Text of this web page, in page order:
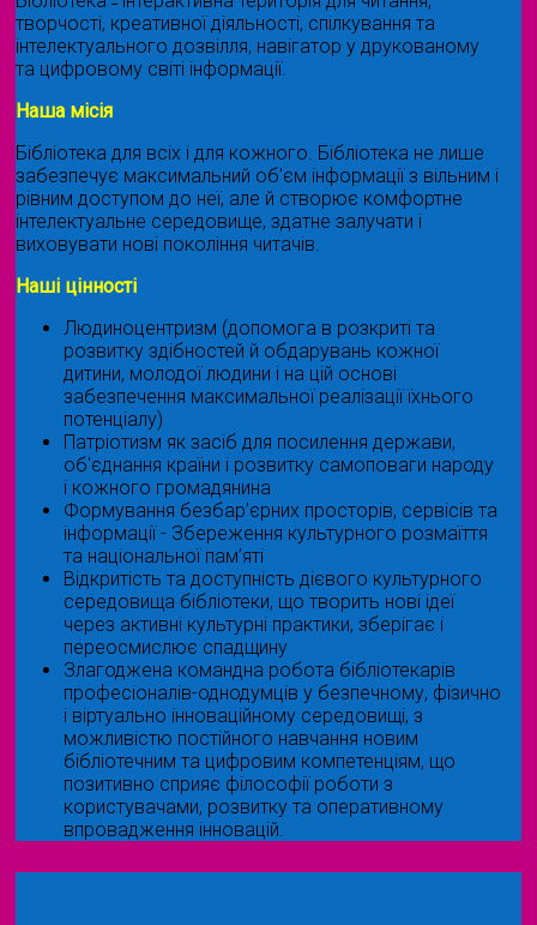
творчості, креативної діяльності, спілкування та
інтелектуального дозвілля, навігатор у друкованому
та цифровому світі інформації.
Наша місія
Бібліотека для всіх і для кожного. Бібліотека не лише
забезпечує максимальний об'єм інформації з вільним і
рівним доступом до неї, але й створює комфортне
інтелектуальне середовище, здатне залучати і
виховувати нові покоління читачів.
Наші цінності
Людиноцентризм (допомога в розкриті та
розвитку здібностей й обдарувань кожної
дитини, молодої людини і на цій основі
забезпечення максимальної реалізації їхнього
потенціалу)
Патріотизм як засіб для посилення держави,
об'єднання країни і розвитку самоповаги народу
і кожного громадянина
Формування безбар’єрних просторів, сервісів та
інформації - Збереження культурного розмаїття
та національної пам’яті
Відкритість та доступність дієвого культурного
середовища бібліотеки, що творить нові ідеї
через активні культурні практики, зберігає і
переосмислює спадщину
Злагоджена командна робота бібліотекарів
професіоналів-однодумців у безпечному, фізично
і віртуально інноваційному середовищі, з
можливістю постійного навчання новим
бібліотечним та цифровим компетенціям, що
позитивно сприяє філософії роботи з
користувачами, розвитку та оперативному
впровадження інновацій.